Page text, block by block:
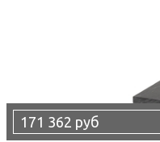
171 362 руб